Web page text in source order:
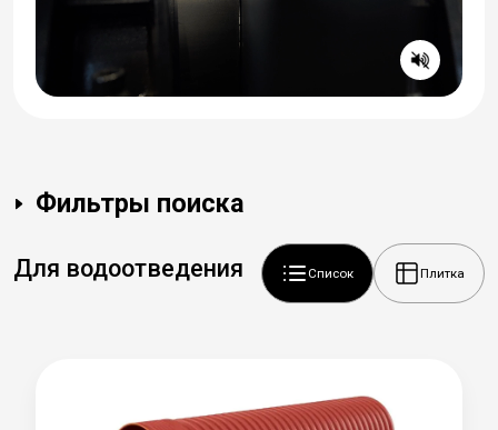
Фильтры поиска
Для водоотведения Список Плитка